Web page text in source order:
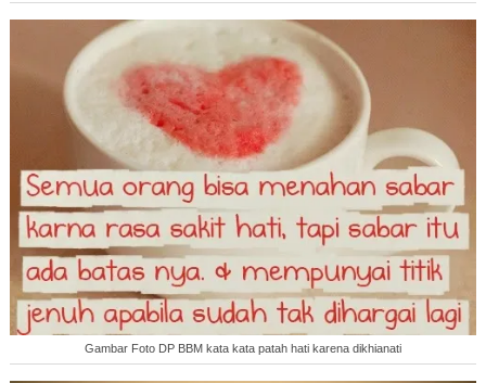
Gambar Foto DP BBM kata kata patah hati karena dikhianati